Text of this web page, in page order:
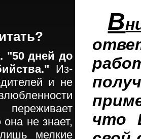
В
что
"50 дней до
Из-
и не
не знает,
мелкие